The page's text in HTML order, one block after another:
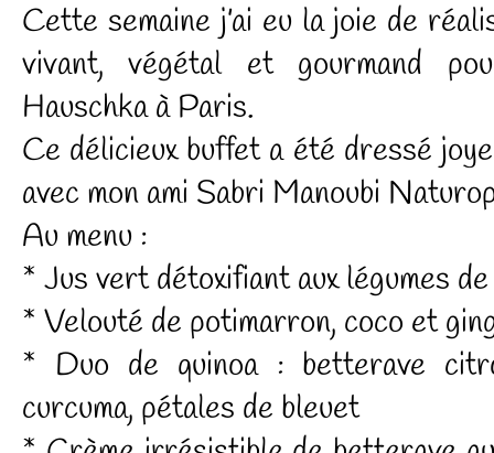
Cette semaine j’ai eu la joie de
vivant, végétal et gourmand
Hauschka à Paris.
Ce délicieux buffet a été dressé
avec mon ami Sabri Manoubi
Au menu :
* Jus vert détoxifiant aux légumes
* Velouté de potimarron, coco et
* Duo de quinoa : betterave
curcuma, pétales de bleuet